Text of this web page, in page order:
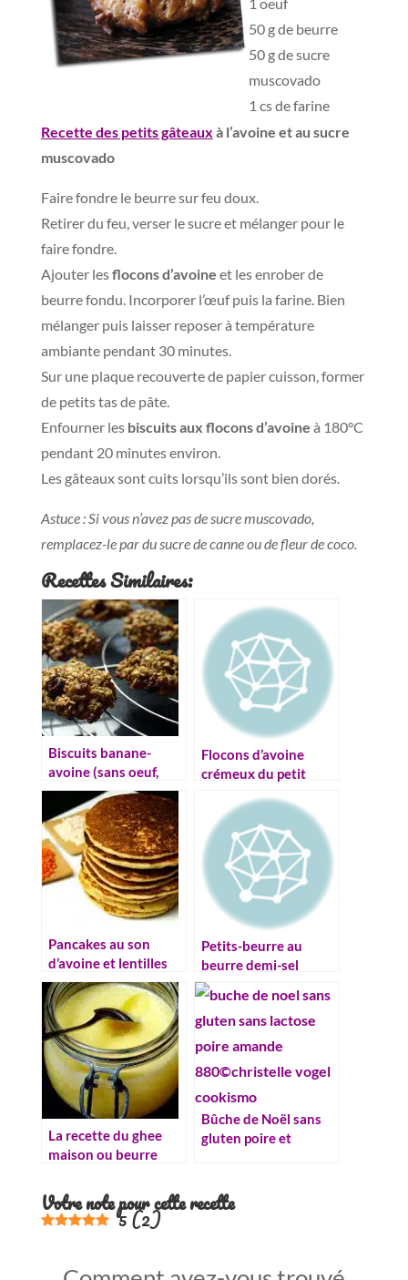
50 g de beurre
50 g de sucre
muscovado
1 cs de farine
Recette des petits gâteaux à l’avoine et au sucre
muscovado
Faire fondre le beurre sur feu doux.
Retirer du feu, verser le sucre et mélanger pour le
faire fondre.
Ajouter lesflocons d’avoine et les enrober de
beurre fondu. Incorporer l’œuf puis la farine. Bien
mélanger puis laisser reposer à température
ambiante pendant 30 minutes.
Sur une plaque recouverte de papier cuisson, former
de petits tas de pâte.
Enfourner les biscuits aux flocons d’avoine à 180°C
pendant 20 minutes environ.
Les gâteaux sont cuits lorsqu’ils sont bien dorés.
Astuce : Si vous n’avez pas de sucre muscovado,
remplacez-le par du sucre de canne ou de fleur de coco.
Recettes Similaires:
Biscuits banane-
avoine (sans oeuf,
farine, beurre)
Flocons d’avoine
crémeux du petit
Pancakes au son
d’avoine et lentilles
corail
Petits-beurre au
beurre demi-sel
La recette du ghee
maison ou beurre
Bûche de Noël sans
gluten poire et
Votre note pour cette recette
5(2)